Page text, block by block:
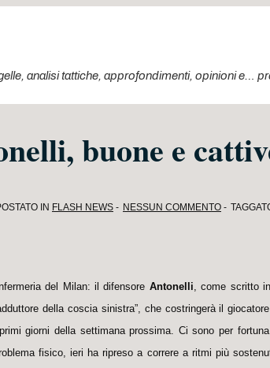
analisi tattiche, approfondimenti, opinioni e…
buone e
IN FLASH NEWS NESSUN COMMENTO
del Milan: il difensore Antonelli, come scritto
della coscia sinistra”, che costringerà il
giorni della settimana prossima. Ci sono per
fisico, ieri ha ripreso a correre a ritmi più